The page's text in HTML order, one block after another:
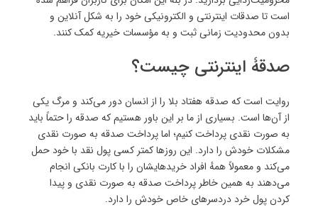
است تا صدقات اینترنتی و الکترونیکی خود را به شکل آنلاین و
بدون محدودیت زمانی ثبت و به مؤسسات خیریه کمک کنند.
صدقۀ اینترنتی چیست؟
روایت است که صدقه هفتاد بلا را از انسان دور می‌کند و مرگ یکی
از آن‌ها است. بسیاری از ما بر این باور هستیم که صدقه را حتماً باید
به صورت نقدی پرداخت کنیم؛ اما پرداخت صدقه به صورت نقدی
مشکلات خودش را دارد. این روزها کمتر کسی پول نقد با خود حمل‌
می‌کند و معمولاً همهٔ افراد خریدهایشان را با کارت بانکی انجام
می‌دهند به همین خاطر پرداخت صدقه به صورت نقدی و پیدا
کردن پول خرد دردسرهای خاص خودش را دارد.